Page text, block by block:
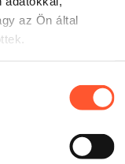
az Ön által
felfújható
szabadtéri
keltenek.
kalózhajós,
színes
felkelti a
az attrakciót a